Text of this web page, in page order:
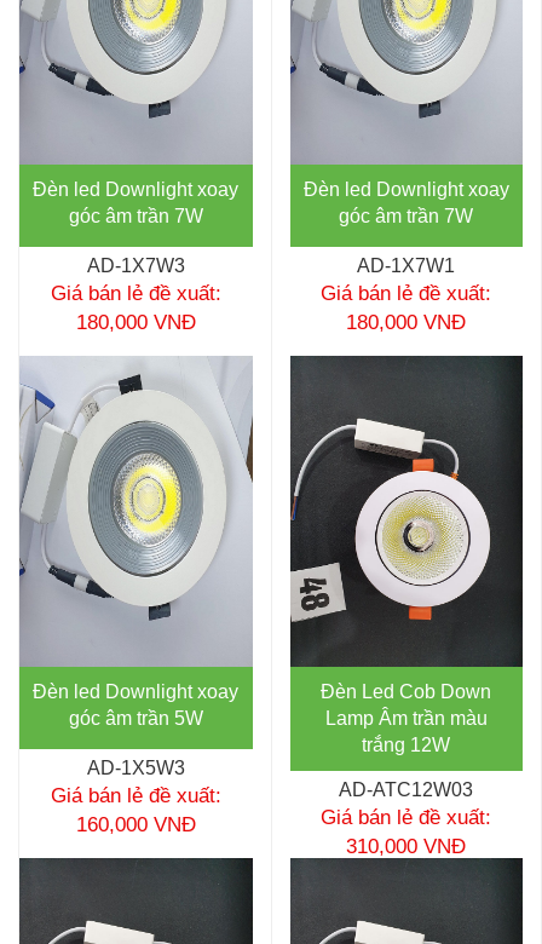
Đèn led Downlight xoay
góc âm trần 7W
AD-1X7W3
Giá bán lẻ đề xuất:
180,000 VNĐ
Đèn led Downlight xoay
góc âm trần 7W
AD-1X7W1
Giá bán lẻ đề xuất:
180,000 VNĐ
Đèn led Downlight xoay
góc âm trần 5W
AD-1X5W3
Giá bán lẻ đề xuất:
160,000 VNĐ
Đèn Led Cob Down
Lamp Âm trần màu
trắng 12W
AD-ATC12W03
Giá bán lẻ đề xuất:
310,000 VNĐ